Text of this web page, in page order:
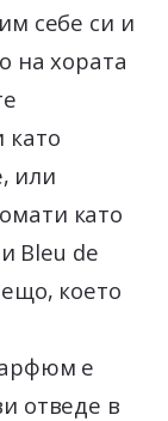
себе си и
на хората
като
или
като
Bleu de
което
е
отведе в